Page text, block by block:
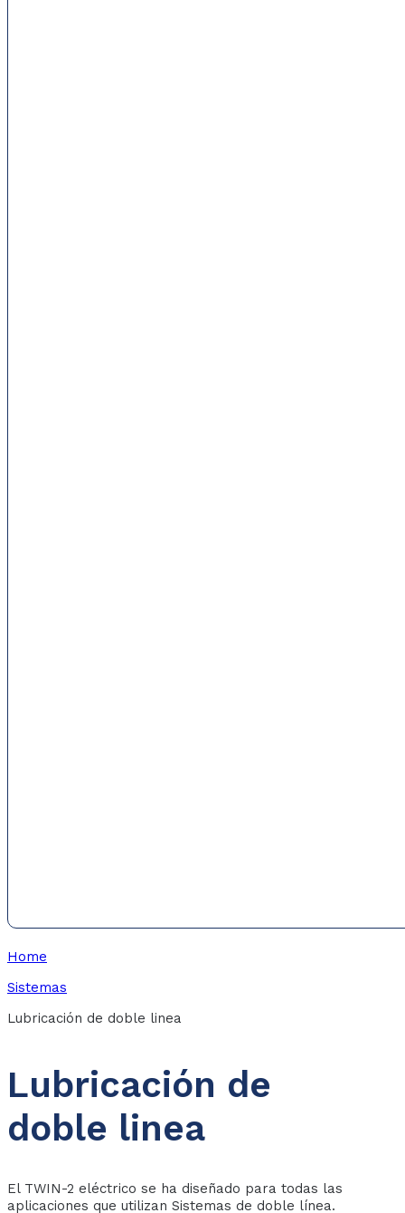
Home
Sistemas
Lubricación de doble linea
Lubricación de
doble linea
El TWIN-2 eléctrico se ha diseñado para todas las
aplicaciones que utilizan Sistemas de doble línea.